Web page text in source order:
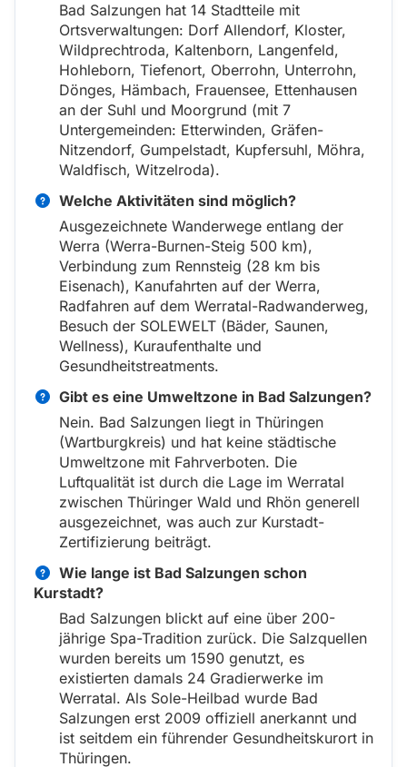
Bad Salzungen hat 14 Stadtteile mit
Ortsverwaltungen: Dorf Allendorf, Kloster,
Wildprechtroda, Kaltenborn, Langenfeld,
Hohleborn, Tiefenort, Oberrohn, Unterrohn,
Dönges, Hämbach, Frauensee, Ettenhausen
an der Suhl und Moorgrund (mit 7
Untergemeinden: Etterwinden, Gräfen-
Nitzendorf, Gumpelstadt, Kupfersuhl, Möhra,
Waldfisch, Witzelroda).
Welche Aktivitäten sind möglich?
Ausgezeichnete Wanderwege entlang der
Werra (Werra-Burnen-Steig 500 km),
Verbindung zum Rennsteig (28 km bis
Eisenach), Kanufahrten auf der Werra,
Radfahren auf dem Werratal-Radwanderweg,
Besuch der SOLEWELT (Bäder, Saunen,
Wellness), Kuraufenthalte und
Gesundheitstreatments.
Gibt es eine Umweltzone in Bad Salzungen?
Nein. Bad Salzungen liegt in Thüringen
(Wartburgkreis) und hat keine städtische
Umweltzone mit Fahrverboten. Die
Luftqualität ist durch die Lage im Werratal
zwischen Thüringer Wald und Rhön generell
ausgezeichnet, was auch zur Kurstadt-
Zertifizierung beiträgt.
Wie lange ist Bad Salzungen schon
Kurstadt?
Bad Salzungen blickt auf eine über 200-
jährige Spa-Tradition zurück. Die Salzquellen
wurden bereits um 1590 genutzt, es
existierten damals 24 Gradierwerke im
Werratal. Als Sole-Heilbad wurde Bad
Salzungen erst 2009 offiziell anerkannt und
ist seitdem ein führender Gesundheitskurort in
Thüringen.